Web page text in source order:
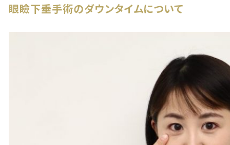
眼瞼下垂手術のダウンタイムについて